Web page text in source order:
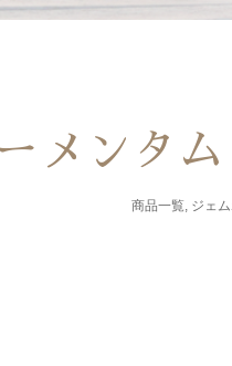
メンタ
商品一覧 ジェ